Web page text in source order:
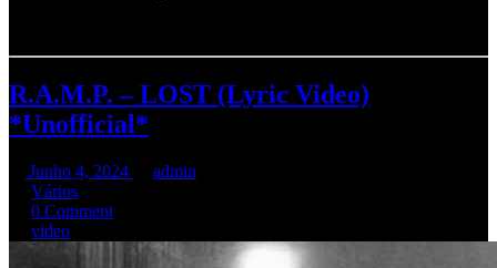
R.A.M.P. – LOST (Lyric Video)
*Unofficial*
Junho 4, 2024
admin
Vários
0 Comment
video